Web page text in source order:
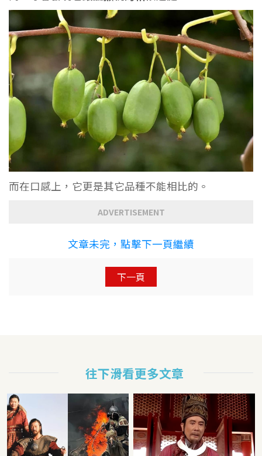
而在口感上，它更是其它品種不能相比的。
ADVERTISEMENT
文章未完，點擊下一頁繼續
下一頁
往下滑看更多文章